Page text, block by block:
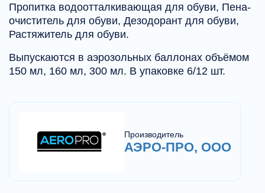
Пропитка водоотталкивающая для обуви, Пена-
очиститель для обуви, Дезодорант для обуви,
Растяжитель для обуви.
Выпускаются в аэрозольных баллонах объёмом
150 мл, 160 мл, 300 мл. В упаковке 6/12 шт.
Производитель
АЭРО-ПРО, ООО